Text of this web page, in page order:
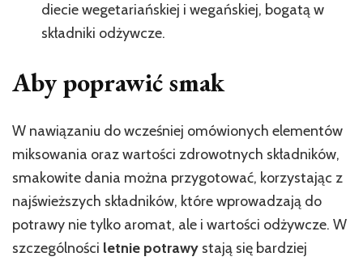
diecie wegetariańskiej i wegańskiej, bogatą w
składniki odżywcze.
Aby poprawić smak
W nawiązaniu do wcześniej omówionych elementów
miksowania oraz wartości zdrowotnych składników,
smakowite dania można przygotować, korzystając z
najświeższych składników, które wprowadzają do
potrawy nie tylko aromat, ale i wartości odżywcze. W
szczególności letnie potrawy stają się bardziej